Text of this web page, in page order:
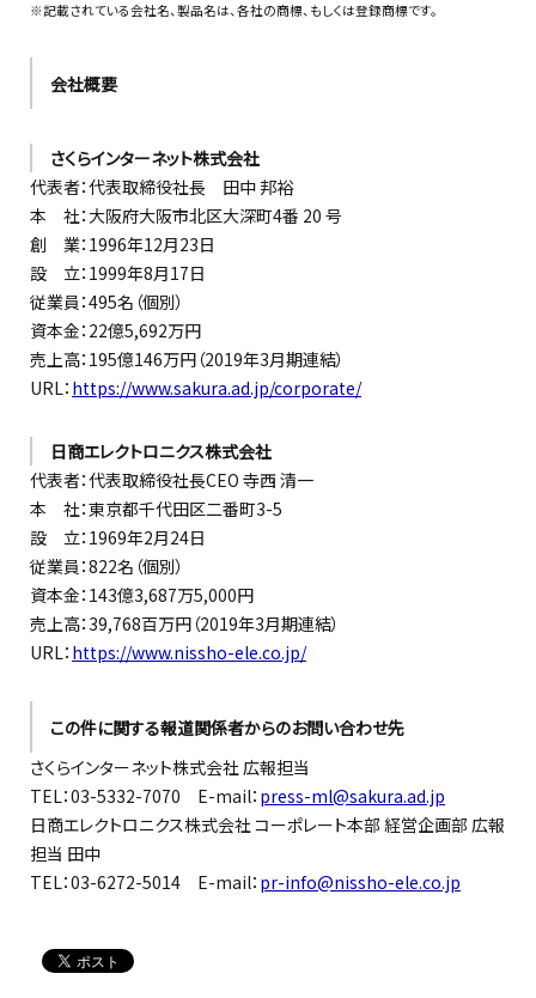
※記載されている会社名、製品名は、各社の商標、もしくは登録商標です。
会社概要
さくらインターネット株式会社
代表者：代表取締役社長 田中 邦裕
本 社：大阪府大阪市北区大深町4番 20 号
創 業：1996年12月23日
設 立：1999年8月17日
従業員：495名（個別）
資本金：22億5,692万円
売上高：195億146万円（2019年3月期連結）
URL： https://www.sakura.ad.jp/corporate/
日商エレクトロニクス株式会社
代表者：代表取締役社長CEO 寺西 清一
本 社：東京都千代田区二番町3-5
設 立：1969年2月24日
従業員：822名（個別）
資本金：143億3,687万5,000円
売上高：39,768百万円（2019年3月期連結）
URL： https://www.nissho-ele.co.jp/
この件に関する報道関係者からのお問い合わせ先
さくらインターネット株式会社 広報担当
TEL：03-5332-7070 E-mail： press-ml@sakura.ad.jp
日商エレクトロニクス株式会社 コーポレート本部 経営企画部 広報
担当 田中
TEL：03-6272-5014 E-mail： pr-info@nissho-ele.co.jp